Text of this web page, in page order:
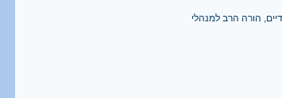
הורה הרב למנהלי